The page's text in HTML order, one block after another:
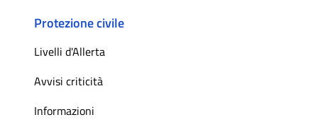
Protezione civile
Livelli d'Allerta
Avvisi criticità
Informazioni